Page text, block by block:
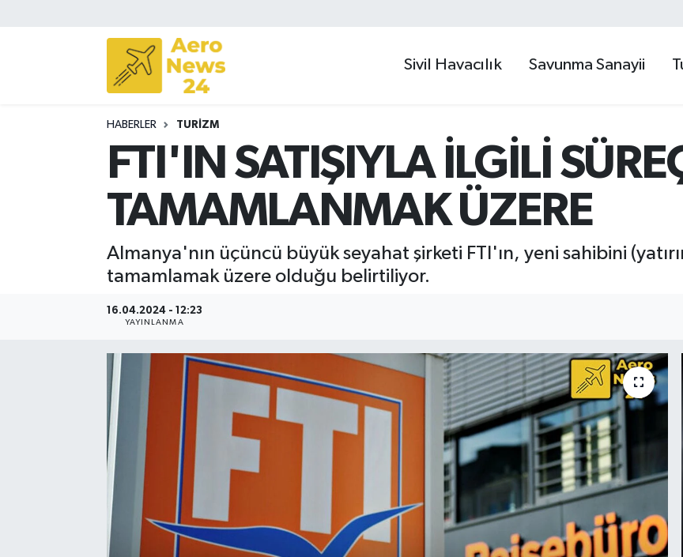
Sivil Havacılık Savunma Sanayii
HABERLER TURIZM
FTI'IN SATIŞIYLA İLGİLİ
TAMAMLANMAK ÜZERE
Almanya'nın üçüncü büyük seyahat şirketi FTI'ın, yeni sahibini
tamamlamak üzere olduğu belirtiliyor.
16.04.2024 - 12:23
YAYINLANMA
Sivil Havacılık